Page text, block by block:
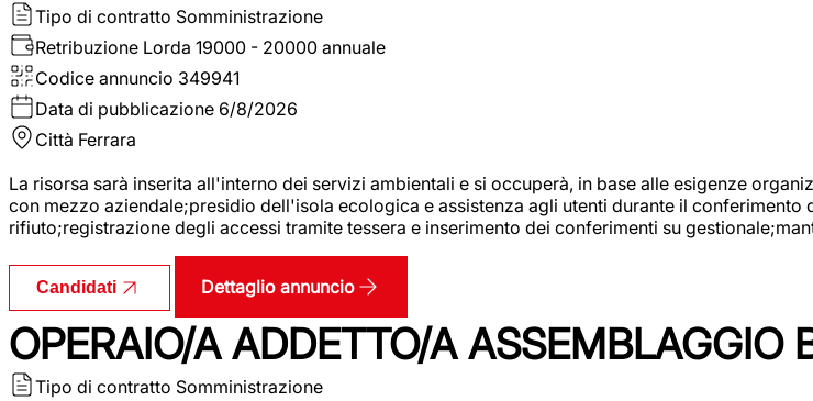
Tipo di contratto Somministrazione
Retribuzione Lorda 19000 - 20000 annuale
Codice annuncio 349941
Data di pubblicazione 6/8/2026
Città Ferrara
La risorsa sarà inserita all'interno dei servizi ambientali e si occuperà, in base alle esigenze
con mezzo aziendale;presidio dell'isola ecologica e assistenza agli utenti durante il
rifiuto;registrazione degli accessi tramite tessera e inserimento dei conferimenti su
Candidati Dettaglio annuncio
OPERAIO/A ADDETTO/A ASSEMBLAGGIO
Tipo di contratto Somministrazione